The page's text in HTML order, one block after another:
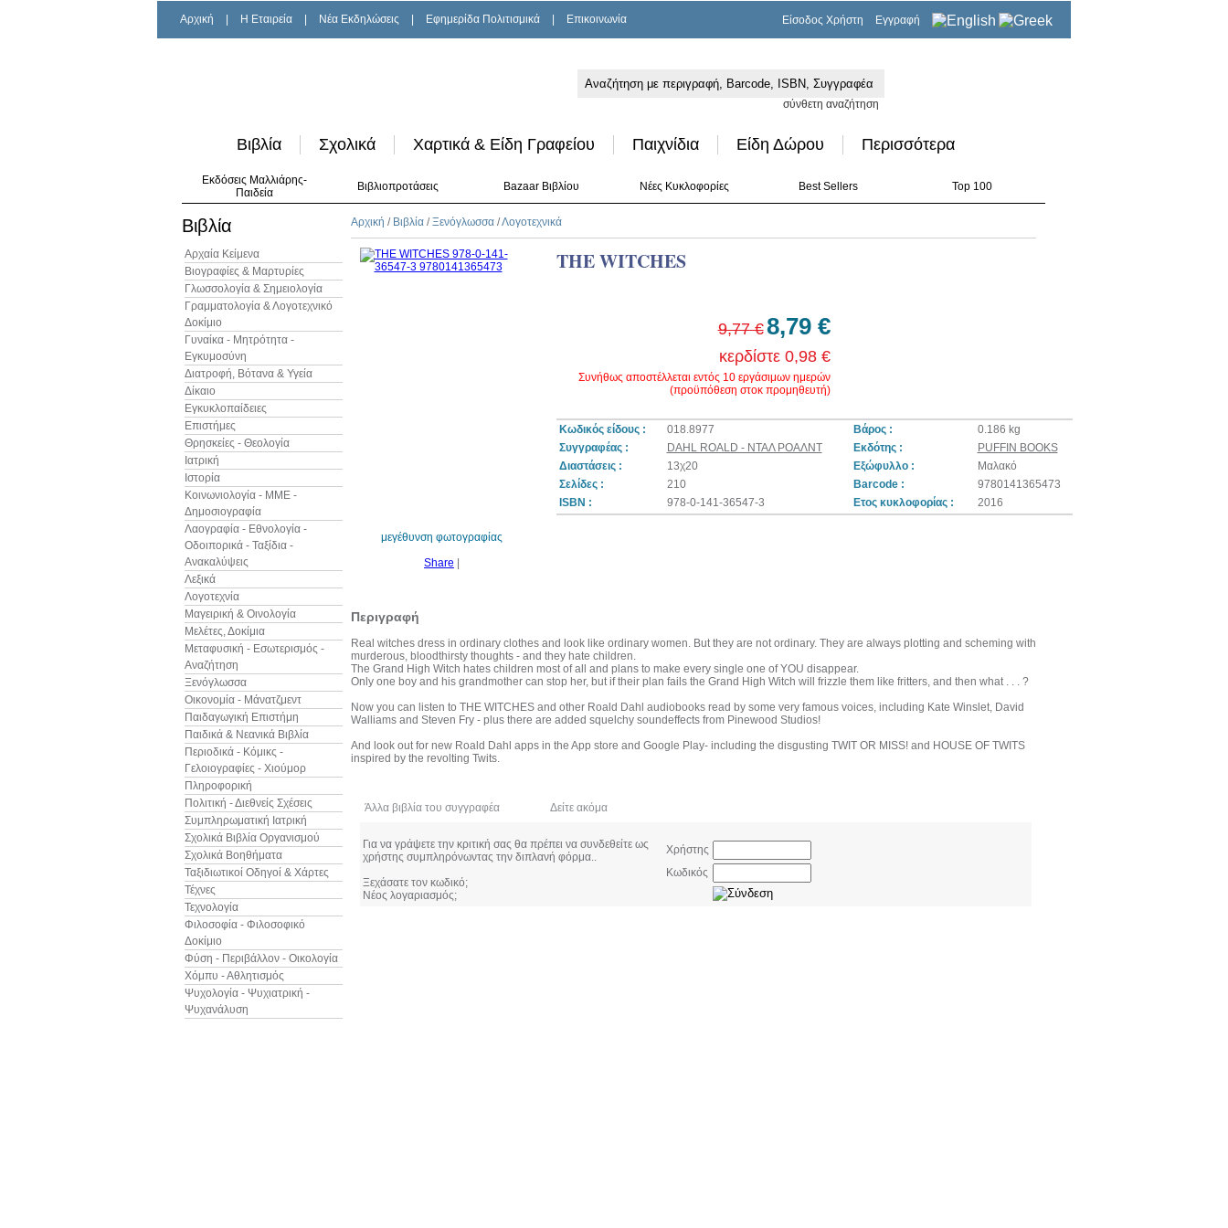
Αρχική H Εταιρεία Νέα Εκδηλώσεις Εφημερίδα Πολιτισμικά Επικοινωνία Είσοδος Χρήστη Εγγραφή
σύνθετη αναζήτηση
Βιβλία Σχολικά Χαρτικά & Είδη Γραφείου Παιχνίδια Είδη Δώρου Περισσότερα
Εκδόσεις Μαλλιάρης-
Παιδεία
Βιβλιοπροτάσεις Bazaar Βιβλίου Νέες Κυκλοφορίες Best Sellers Top 100
Βιβλία
Αρχαία Κείμενα
Βιογραφίες & Μαρτυρίες
Γλωσσολογία & Σημειολογία
Γραμματολογία & Λογοτεχνικό
Δοκίμιο
Γυναίκα - Μητρότητα -
Εγκυμοσύνη
Διατροφή, Βότανα & Υγεία
Δίκαιο
Εγκυκλοπαίδειες
Επιστήμες
Θρησκείες - Θεολογία
Ιατρική
Ιστορία
Κοινωνιολογία - ΜΜΕ -
Δημοσιογραφία
Λαογραφία - Εθνολογία -
Οδοιπορικά - Ταξίδια -
Ανακαλύψεις
Λεξικά
Λογοτεχνία
Μαγειρική & Οινολογία
Μελέτες, Δοκίμια
Μεταφυσική - Εσωτερισμός -
Αναζήτηση
Ξενόγλωσσα
Οικονομία - Μάνατζμεντ
Παιδαγωγική Επιστήμη
Παιδικά & Νεανικά Βιβλία
Περιοδικά - Κόμικς -
Γελοιογραφίες - Χιούμορ
Πληροφορική
Πολιτική - Διεθνείς Σχέσεις
Συμπληρωματική Ιατρική
Σχολικά Βιβλία Οργανισμού
Σχολικά Βοηθήματα
Ταξιδιωτικοί Οδηγοί & Χάρτες
Τέχνες
Τεχνολογία
Φιλοσοφία - Φιλοσοφικό
Δοκίμιο
Φύση - Περιβάλλον - Οικολογία
Χόμπυ - Αθλητισμός
Ψυχολογία - Ψυχιατρική -
Ψυχανάλυση
Αρχική / Βιβλία /Ξενόγλωσσα /Λογοτεχνικά
μεγέθυνση φωτογραφίας
Share
THE WITCHES
9,77 €8,79 €
κερδίστε 0,98 €
Συνήθως αποστέλλεται εντός 10 εργάσιμων ημερών
(προϋπόθεση στοκ προμηθευτή)
Κωδικός είδους : 018.8977 Βάρος :
0.186 kg
Συγγραφέας :
DAHL ROALD - ΝΤΑΛ ΡΟΑΛΝΤ Εκδότης :
PUFFIN BOOKS
Διαστάσεις :
13χ20 Εξώφυλλο :
Μαλακό
Σελίδες :
210 Barcode :
9780141365473
ISBN :
978-0-141-36547-3 Ετος κυκλοφορίας : 2016
Περιγραφή
Real witches dress in ordinary clothes and look like ordinary women. But they are not ordinary. They are always plotting and scheming with
murderous, bloodthirsty thoughts - and they hate children.
The Grand High Witch hates children most of all and plans to make every single one of YOU disappear.
Only one boy and his grandmother can stop her, but if their plan fails the Grand High Witch will frizzle them like fritters, and then what . . . ?
Now you can listen to THE WITCHES and other Roald Dahl audiobooks read by some very famous voices, including Kate Winslet, David
Walliams and Steven Fry - plus there are added squelchy soundeffects from Pinewood Studios!
And look out for new Roald Dahl apps in the App store and Google Play- including the disgusting TWIT OR MISS! and HOUSE OF TWITS
inspired by the revolting Twits.
Άλλα βιβλία του συγγραφέα Δείτε ακόμα
Για να γράψετε την κριτική σας θα πρέπει να συνδεθείτε ως
χρήστης συμπληρόνωντας την διπλανή φόρμα..
Ξεχάσατε τον κωδικό;
Νέος λογαριασμός;
Χρήστης
Κωδικός